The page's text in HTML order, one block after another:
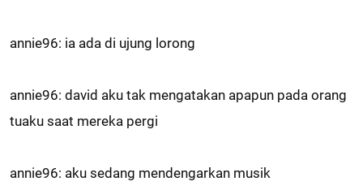
annie96: ia ada di ujung lorong
annie96: david aku tak mengatakan apapun pada orang
tuaku saat mereka pergi
annie96: aku sedang mendengarkan musik